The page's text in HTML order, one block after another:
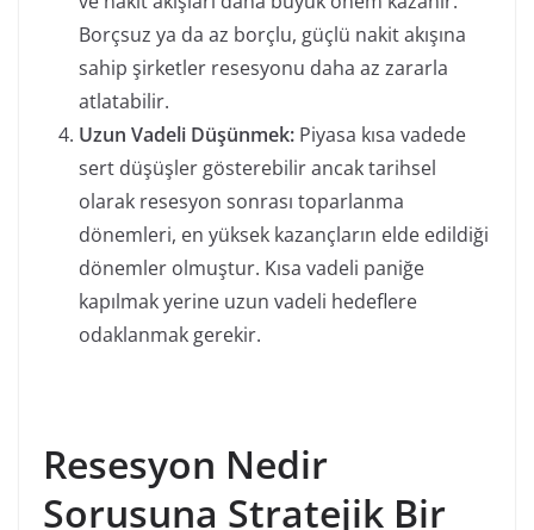
Borçsuz ya da az borçlu, güçlü nakit akışına
sahip şirketler resesyonu daha az zararla
atlatabilir.
Uzun Vadeli Düşünmek: Piyasa kısa vadede
sert düşüşler gösterebilir ancak tarihsel
olarak resesyon sonrası toparlanma
dönemleri, en yüksek kazançların elde edildiği
dönemler olmuştur. Kısa vadeli paniğe
kapılmak yerine uzun vadeli hedeflere
odaklanmak gerekir.
Resesyon Nedir
Sorusuna Stratejik Bir